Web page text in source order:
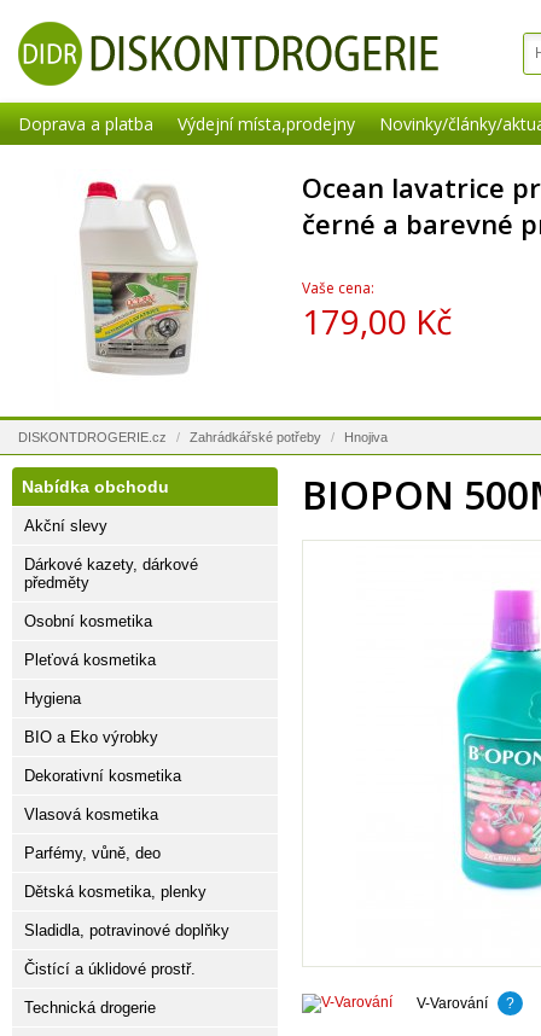
Doprava a platba Výdejní místa,prodejny Novinky/články/
Ocean lavatrice
černé a barevné
Vaše cena:
179,00 Kč
DISKONTDROGERIE.cz / Zahrádkářské potřeby / Hnojiva
BIOPON
V-Varování ?
Nabídka obchodu
Akční slevy
Dárkové kazety, dárkové
předměty
Osobní kosmetika
Pleťová kosmetika
Hygiena
BIO a Eko výrobky
Dekorativní kosmetika
Vlasová kosmetika
Parfémy, vůně, deo
Dětská kosmetika, plenky
Sladidla, potravinové doplňky
Čistící a úklidové prostř.
Technická drogerie